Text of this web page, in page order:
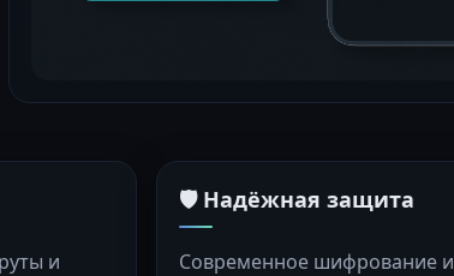
и
🛡️ Надёжная защита
Современное шифрование и